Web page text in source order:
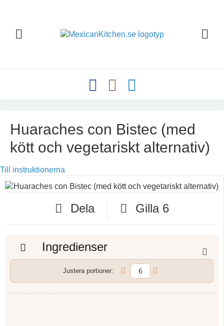
Huaraches con Bistec (med
kött och vegetariskt alternativ)
Till instruktionerna
Dela Gilla 6
Ingredienser
Justera portioner: